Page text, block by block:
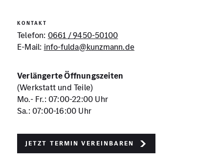
KONTAKT
Telefon: 0661 / 9450-50100
E-Mail: info-fulda@kunzmann.de
Verlängerte Öffnungszeiten
(Werkstatt und Teile)
Mo.- Fr.: 07:00-22:00 Uhr
Sa.: 07:00-16:00 Uhr
Jetzt Termin vereinbaren